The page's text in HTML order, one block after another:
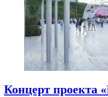
Концерт проекта